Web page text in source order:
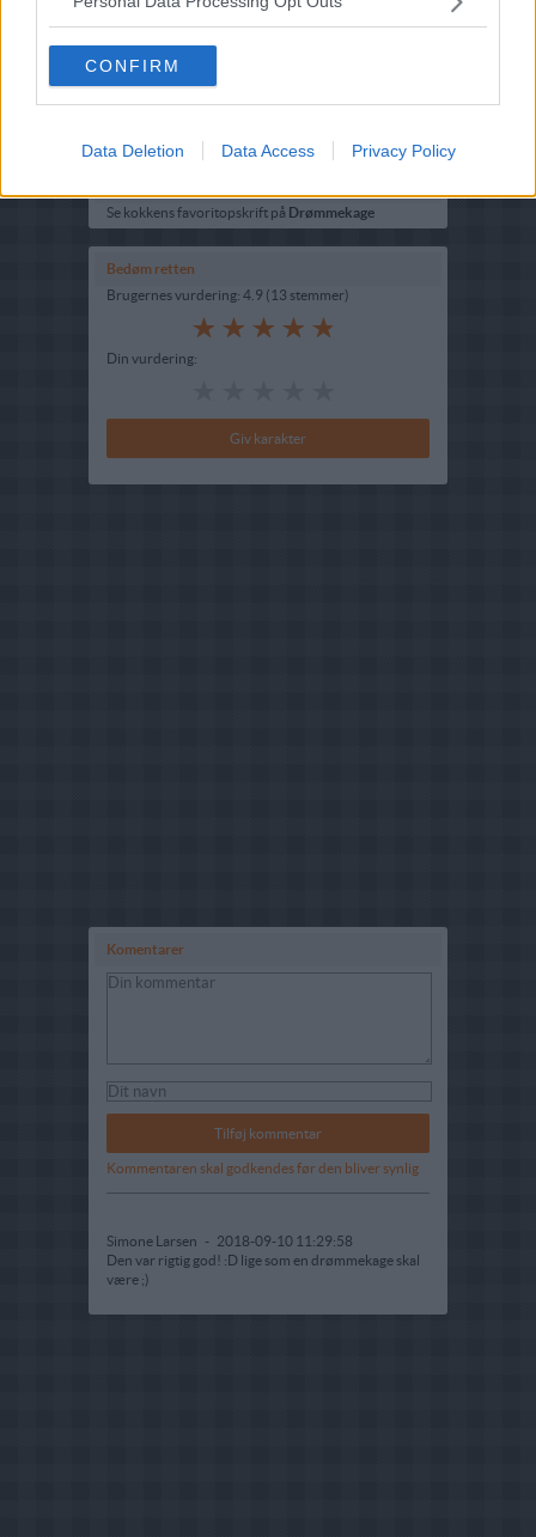
CONFIRM
Data Deletion Data Access Privacy Policy
Hvedemel
Indsendt af : Andrea
Indsendt :2011-12-15
Se kokkens favoritopskrift på Drømmekage
Bedøm retten
Brugernes vurdering: 4.9 (13 stemmer)
Din vurdering:
Komentarer
Kommentaren skal godkendes før den bliver synlig
Simone Larsen - 2018-09-10 11:29:58
Den var rigtig god! :D lige som en drømmekage skal
være ;)